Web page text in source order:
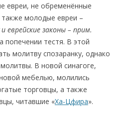
евреи, не обременённые
молодые евреи –
еврейские законы – прим.
попечении тестя. В этой
молитву спозаранку, однако
В новой синагоге,
мебелью, молились
торговцы, а также
читавшие «Ха-Цфира».